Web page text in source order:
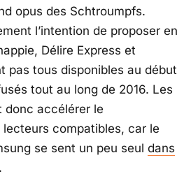
opus des Schtroumpfs.
l’intention de proposer en
Délire Express et
pas tous disponibles au début
tout au long de 2016. Les
donc accélérer le
compatibles, car le
se sent un peu seul dans
.